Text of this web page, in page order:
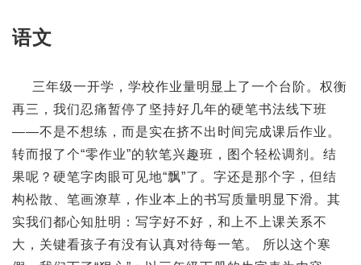
语文
三年级一开学，学校作业量明显上了一个台阶。权衡
再三，我们忍痛暂停了坚持好几年的硬笔书法线下班
——不是不想练，而是实在挤不出时间完成课后作业。
转而报了个“零作业”的软笔兴趣班，图个轻松调剂。结
果呢？硬笔字肉眼可见地“飘”了。字还是那个字，但结
构松散、笔画潦草，作业本上的书写质量明显下滑。其
实我们都心知肚明：写字好不好，和上不上课关系不
大，关键看孩子有没有认真对待每一笔。 所以这个寒